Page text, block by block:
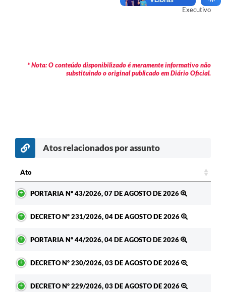
Informação ao Cidadão
Principal
Galeria de Fotos
Contratos
Notícias
Turismo
Executivo
* Nota: O conteúdo disponibilizado é meramente informativo não
substituindo o original publicado em Diário Oficial.
Atos relacionados por assunto
Ato
PORTARIA Nº 43/2026, 07 DE AGOSTO DE 2026
DECRETO Nº 231/2026, 04 DE AGOSTO DE 2026
PORTARIA Nº 44/2026, 04 DE AGOSTO DE 2026
DECRETO Nº 230/2026, 03 DE AGOSTO DE 2026
DECRETO Nº 229/2026, 03 DE AGOSTO DE 2026